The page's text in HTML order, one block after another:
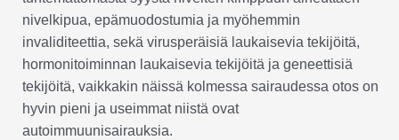
nivelkipua, epämuodostumia ja myöhemmin
invaliditeettia, sekä virusperäisiä laukaisevia tekijöitä,
hormonitoiminnan laukaisevia tekijöitä ja geneettisiä
tekijöitä, vaikkakin näissä kolmessa sairaudessa otos on
hyvin pieni ja useimmat niistä ovat
autoimmuunisairauksia.